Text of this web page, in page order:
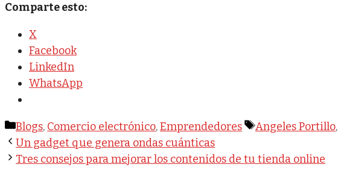
Comparte esto:
X
Facebook
LinkedIn
WhatsApp
Categorías
Blogs, Comercio electrónico,Emprendedores Etiquetas
Angeles Portillo,
Un gadget que genera ondas cuánticas
Tres consejos para mejorar los contenidos de tu tienda online